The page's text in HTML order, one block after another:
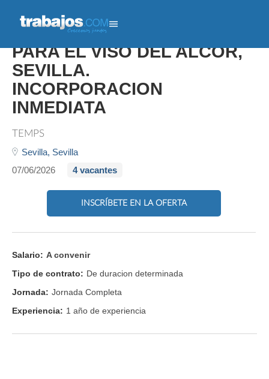
MOZO/A DE ALMACÉN
PARA EL VISO DEL ALCOR,
SEVILLA.
INCORPORACION
INMEDIATA
TEMPS
Sevilla, Sevilla
07/06/2026
4 vacantes
INSCRÍBETE EN LA OFERTA
Salario: A convenir
Tipo de contrato: De duracion determinada
Jornada: Jornada Completa
Experiencia: 1 año de experiencia